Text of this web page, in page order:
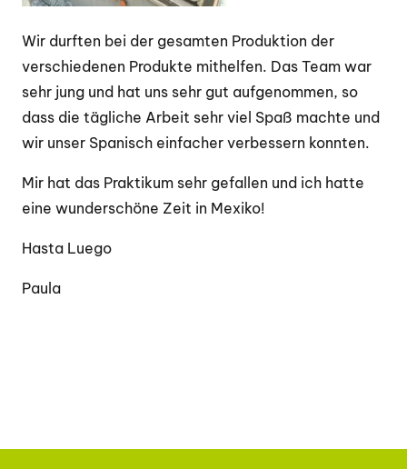
Wir durften bei der gesamten Produktion der
verschiedenen Produkte mithelfen. Das Team war
sehr jung und hat uns sehr gut aufgenommen, so
dass die tägliche Arbeit sehr viel Spaß machte und
wir unser Spanisch einfacher verbessern konnten.
Mir hat das Praktikum sehr gefallen und ich hatte
eine wunderschöne Zeit in Mexiko!
Hasta Luego
Paula